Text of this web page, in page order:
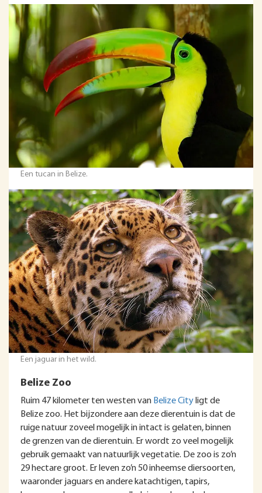
Een tucan in Belize.
Een jaguar in het wild.
Belize Zoo
Ruim 47 kilometer ten westen van Belize Cityligt de
Belize zoo. Het bijzondere aan deze dierentuin is dat de
ruige natuur zoveel mogelijk in intact is gelaten, binnen
de grenzen van de dierentuin. Er wordt zo veel mogelijk
gebruik gemaakt van natuurlijk vegetatie. De zoo is zo’n
29 hectare groot. Er leven zo’n 50 inheemse diersoorten,
waaronder jaguars en andere katachtigen, tapirs,